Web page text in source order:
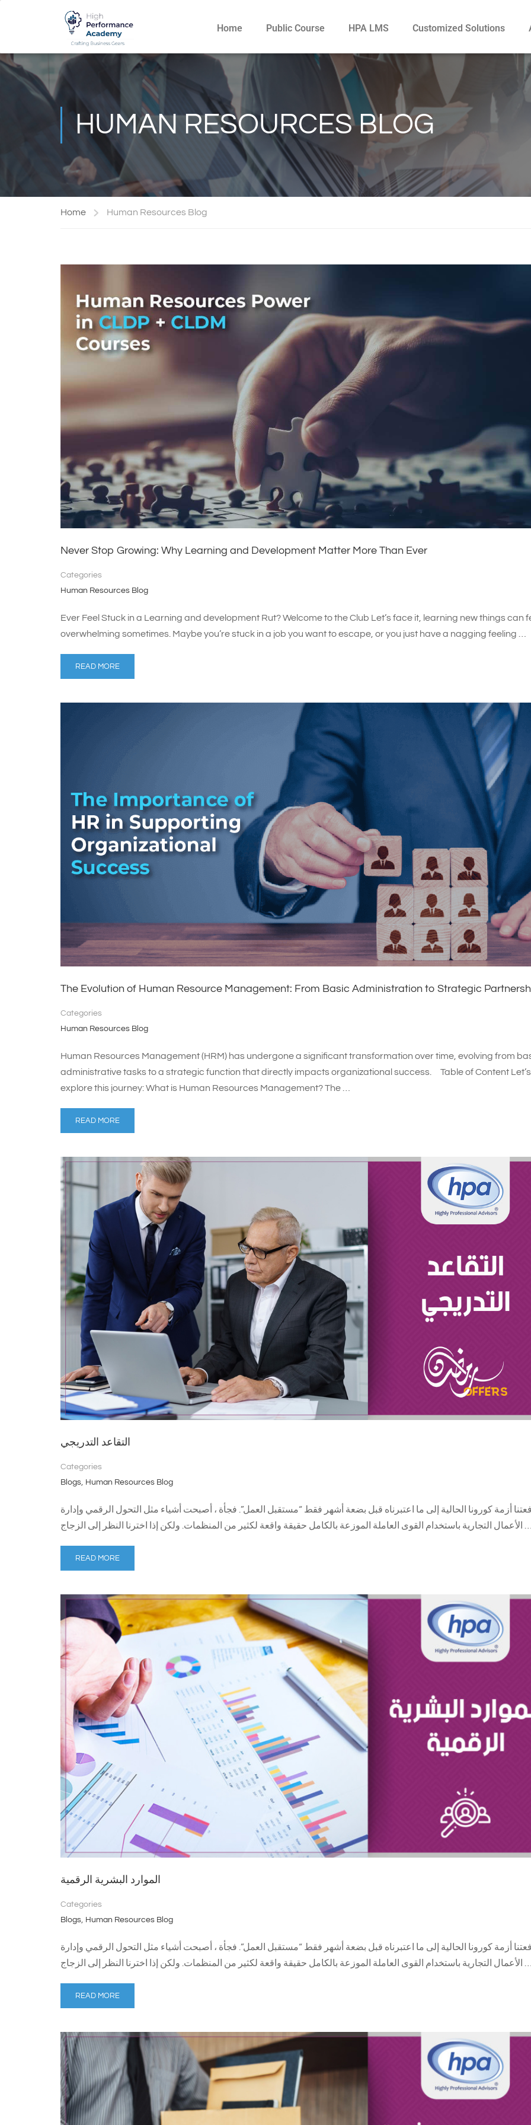
Home Public Course HPA LMS Customized Solutions
HUMAN RESOURCES BLOG
Home Human Resources Blog
Never Stop Growing: Why Learning and Development Matter More Than Ever
Categories
Human Resources Blog
Ever Feel Stuck in a Learning and development Rut? Welcome to the Club Let’s face it, learning new things can
overwhelming sometimes. Maybe you’re stuck in a job you want to escape, or you just have a nagging feeling …
READ MORE
The Evolution of Human Resource Management: From Basic Administration to Strategic
Categories
Human Resources Blog
Human Resources Management (HRM) has undergone a significant transformation over time, evolving from
administrative tasks to a strategic function that directly impacts organizational success. Table of Content Let’s
explore this journey: What is Human Resources Management? The …
READ MORE
التقاعد التدريجي
Categories
Blogs Human Resources Blog
أزمة كورونا الحالية إلى ما اعتبرناه قبل بضعة أشهر فقط “مستقبل العمل”. فجأة ، أصبحت أشياء مثل التحول الرقمي وإدارة
READ MORE
الموارد البشرية الرقمية
Categories
Blogs Human Resources Blog
أزمة كورونا الحالية إلى ما اعتبرناه قبل بضعة أشهر فقط “مستقبل العمل”. فجأة ، أصبحت أشياء مثل التحول الرقمي وإدارة
READ MORE